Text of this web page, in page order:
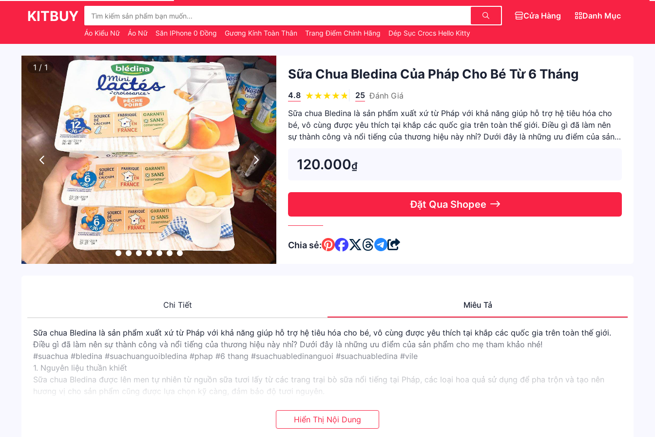
KITBUY
Áo Kiểu Nữ Áo Nữ Săn IPhone 0 Đồng Gương Kính Toàn Thân Trang Điểm Chính Hãng Dép Sục Crocs Hello Kitty
Cửa Hàng Danh Mục
1 / 1 Sữa Chua Bledina Của Pháp Cho Bé Từ 6 Tháng
4.8 25 Đánh Giá
Sữa chua Bledina là sản phẩm xuất xứ từ Pháp với khả năng giúp hỗ trợ hệ tiêu hóa cho
bé, vô cùng được yêu thích tại khắp các quốc gia trên toàn thế giới. Điều gì đã làm nên
sự thành công và nổi tiếng của thương hiệu này nhỉ? Dưới đây là những ưu điểm của sản
120.000₫
Đặt Qua Shopee
Chia sẻ:
Chi Tiết Miêu Tả
Sữa chua Bledina là sản phẩm xuất xứ từ Pháp với khả năng giúp hỗ trợ hệ tiêu hóa cho bé, vô cùng được yêu thích tại khắp các quốc gia trên toàn thế giới.
Điều gì đã làm nên sự thành công và nổi tiếng của thương hiệu này nhỉ? Dưới đây là những ưu điểm của sản phẩm cho mẹ tham khảo nhé!
#suachua #bledina #suachuanguoibledina #phap #6 thang #suachuabledinanguoi #suachuabledina #vile
1. Nguyên liệu thuần khiết
Sữa chua Bledina được lên men tự nhiên từ nguồn sữa tươi lấy từ các trang trại bò sữa nổi tiếng tại Pháp, các loại hoa quả sử dụng để pha trộn và tạo nên
hương vị cho sản phẩm cũng được lựa chọn kỹ càng, đảm bảo độ tươi nguyên.
giàu dưỡng chất tốt nhất cho sức khỏe và sự phát triển của bé yêu.